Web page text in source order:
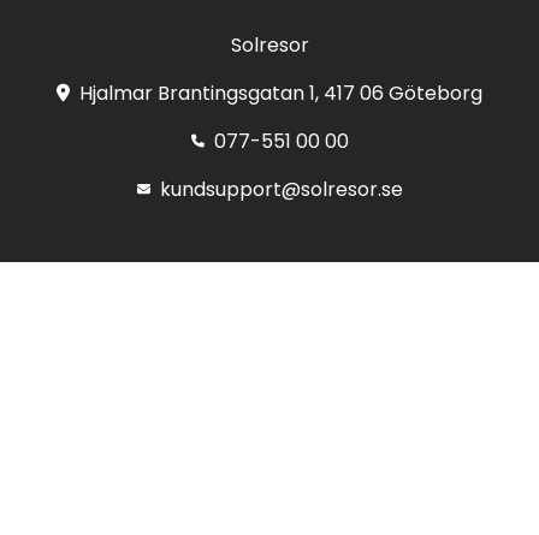
Solresor
Hjalmar Brantingsgatan 1, 417 06 Göteborg
077-551 00 00
kundsupport@solresor.se